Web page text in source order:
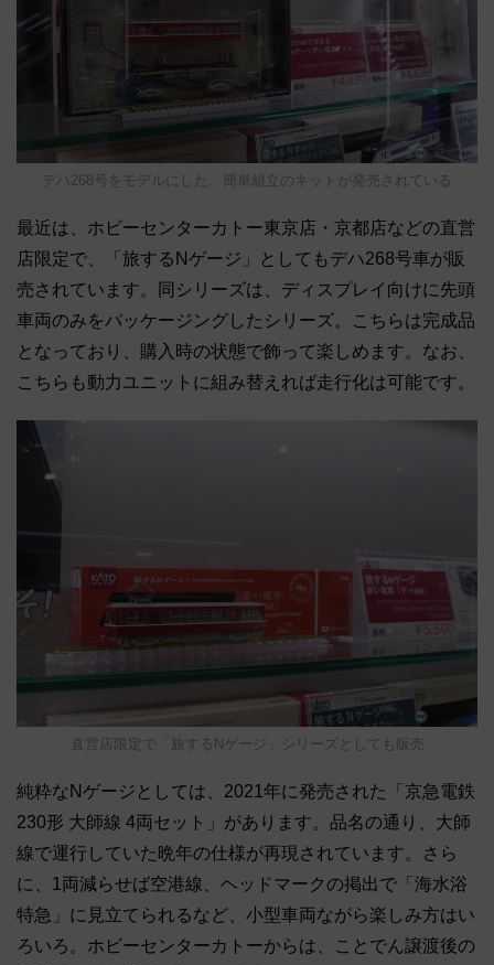
デハ268号をモデルにした、簡単組立のキットが発売されている
最近は、ホビーセンターカトー東京店・京都店などの直営
店限定で、「旅するNゲージ」としてもデハ268号車が販
売されています。同シリーズは、ディスプレイ向けに先頭
車両のみをパッケージングしたシリーズ。こちらは完成品
となっており、購入時の状態で飾って楽しめます。なお、
こちらも動力ユニットに組み替えれば走行化は可能です。
直営店限定で「旅するNゲージ」シリーズとしても販売
純粋なNゲージとしては、2021年に発売された「京急電鉄
230形 大師線 4両セット」があります。品名の通り、大師
線で運行していた晩年の仕様が再現されています。さら
に、1両減らせば空港線、ヘッドマークの掲出で「海水浴
特急」に見立てられるなど、小型車両ながら楽しみ方はい
ろいろ。ホビーセンターカトーからは、ことでん譲渡後の